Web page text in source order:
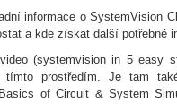
informace o SystemVision
a kde získat další potřebné
(systemvision in 5 easy
prostředím. Je tam také
of Circuit & System